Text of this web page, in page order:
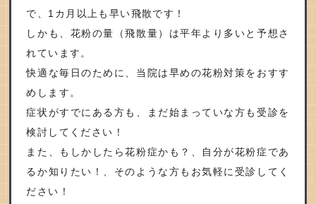
で、 1 カ月以上も早い飛散です！
しかも、花粉の量（飛散量）は平年より多いと予想さ
れています。
快適な毎日のために、当院は早めの花粉対策をおすす
めします。
症状がすでにある方も、まだ始まっていな方も受診を
検討してください！
また、もしかしたら花粉症かも？、自分が花粉症であ
るか知りたい！、そのような方もお気軽に受診してく
ださい！